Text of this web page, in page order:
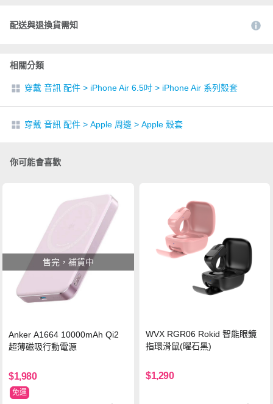
配送與退換貨需知
相關分類
穿戴 音訊 配件 > iPhone Air 6.5吋 > iPhone Air 系列殼套
穿戴 音訊 配件 > Apple 周邊 > Apple 殼套
你可能會喜歡
售完，補貨中
Anker A1664 10000mAh Qi2
超薄磁吸行動電源
$1,980
免運
WVX RGR06 Rokid 智能眼鏡
指環滑鼠(曜石黑)
$1,290